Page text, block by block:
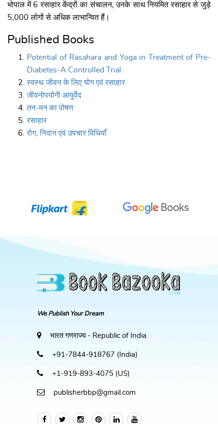
भोपाल में 6 रसाहार केंद्रों का संचालन, उनके साथ नियमित रसाहार से जुड़े
5,000 लोगों से अधिक लाभान्वित हैं।
Published Books
Potential of Rasahara and Yoga in Treatment of Pre-
Diabetes-A Controlled Trial
स्वस्थ जीवन के लिए योग एवं रसाहार
जीवनोपयोगी आयुर्वेद
तन-मन का पोषण
रसाहार
रोग, निदान एवं उपचार विधियाँ
We Publish Your Dream
भारत गणराज्य - Republic of India
+91-7844-918767 (India)
+1-919-893-4075 (US)
publisherbbp@gmail.com